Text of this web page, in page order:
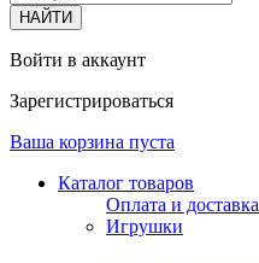
Войти в аккаунт
Зарегистрироваться
Ваша корзина пуста
Каталог товаров
Оплата и доставка
Игрушки